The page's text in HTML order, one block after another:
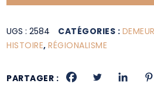
UGS :2584 CATÉGORIES :
HISTOIRE,RÉGIONALISME
PARTAGER :